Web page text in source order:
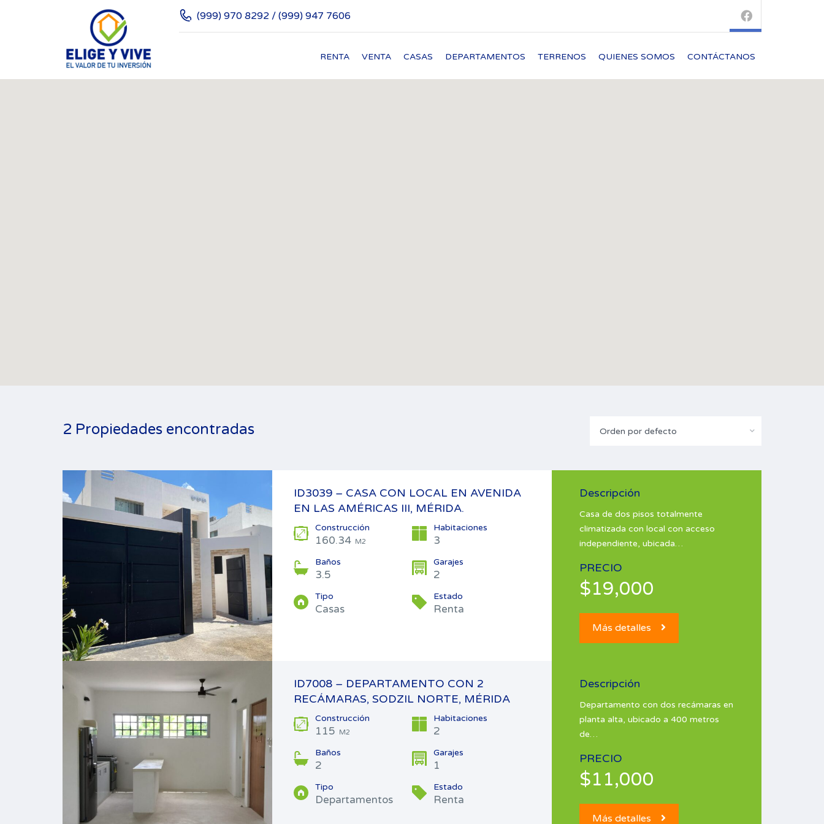
(999) 970 8292 / (999) 947 7606
RENTA VENTA CASAS DEPARTAMENTOS TERRENOS QUIENES SOMOS CONTÁCTANOS
2 Propiedades encontradas Orden por defecto
ID3039 – CASA CON LOCAL EN AVENIDA
EN LAS AMÉRICAS III, MÉRIDA.
Construcción
160.34 M2
Habitaciones
3
Baños
3.5
Garajes
2
Tipo
Casas
Estado
Renta
Descripción
Casa de dos pisos totalmente
climatizada con local con acceso
independiente, ubicada…
PRECIO
$19,000
Más detalles
ID7008 – DEPARTAMENTO CON 2
RECÁMARAS, SODZIL NORTE, MÉRIDA
Construcción
115 M2
Habitaciones
2
Baños
2
Garajes
1
Tipo
Departamentos
Estado
Renta
Descripción
Departamento con dos recámaras en
planta alta, ubicado a 400 metros
de…
PRECIO
$11,000
Más detalles